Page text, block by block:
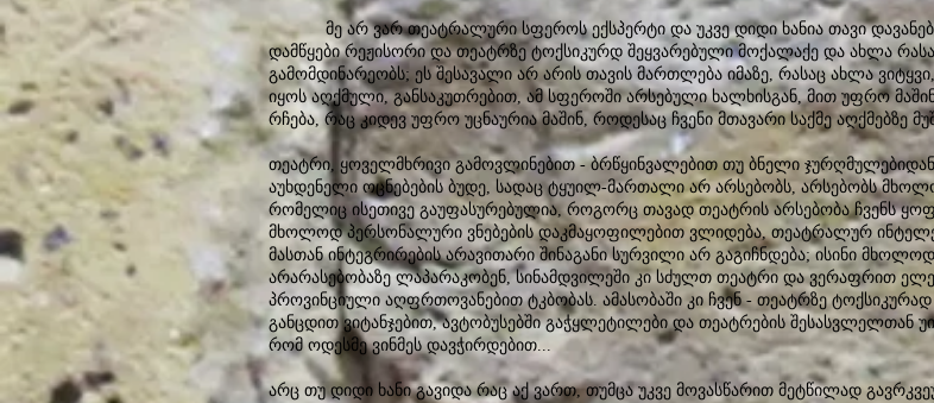
მე არ ვარ თეატრალური სფეროს ექსპერტი და უკვე დიდი ხანია თავი
დამწყები რეჟისორი და თეატრზე ტოქსიკურდ შეყვარებული მოქალაქე და ახლა
გამომდინარეობს; ეს შესავალი არ არის თავის მართლება იმაზე, რასაც ახლა
იყოს აღქმული, განსაკუთრებით, ამ სფეროში არსებული ხალხისგან, მით უფრო
რჩება, რაც კიდევ უფრო უცნაურია მაშინ, როდესაც ჩვენი მთავარი საქმე აღქმებზე
თეატრი, ყოველმხრივი გამოვლინებით - ბრწყინვალებით თუ ბნელი
აუხდენელი ოცნებების ბუდე, სადაც ტყუილ-მართალი არ არსებობს, არსებობს
რომელიც ისეთივე გაუფასურებულია, როგორც თავად თეატრის არსებობა ჩვენს
მხოლოდ პერსონალური ვნებების დაკმაყოფილებით ვლიდება, თეატრალურ
მასთან ინტეგრირების არავითარი შინაგანი სურვილი არ გაგიჩნდება; ისინი
არარასებობაზე ლაპარაკობენ, სინამდვილეში კი სძულთ თეატრი და ვერაფრით
პროვინციული აღფრთოვანებით ტკბობას. ამასობაში კი ჩვენ - თეატრზე
განცდით ვიტანჯებით, ავტობუსებში გაჭყლეტილები და თეატრების შესასვლელთან
რომ ოდესმე ვინმეს დავჭირდებით...
არც თუ დიდი ხანი გავიდა რაც აქ ვართ, თუმცა უკვე მოვასწარით მეტწილად